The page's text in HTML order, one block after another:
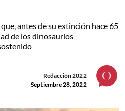
antes de su extinción hace 65
de los dinosaurios
Redacción 2022
Septiembre 28, 2022